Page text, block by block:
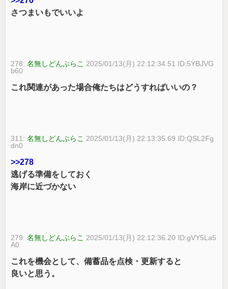
さつまいもでいいよ
278:名無しどんぶらこ 2025/01/13(月) 22:12:34.51 ID:5YBJVG
b60
これ関連があった場合俺たちはどうすればいいの？
311:名無しどんぶらこ 2025/01/13(月) 22:13:35.69 ID:QSL2Fg
dn0
>>278
逃げる準備をしておく
海岸に近づかない
279:名無しどんぶらこ 2025/01/13(月) 22:12:36.20 ID:gVY5La5
A0
これを機会として、備蓄品を点検・更新すると
良いと思う。